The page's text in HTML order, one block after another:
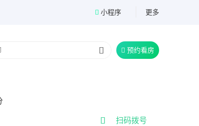
 小程序 更多
  预约看房
 扫码拨号